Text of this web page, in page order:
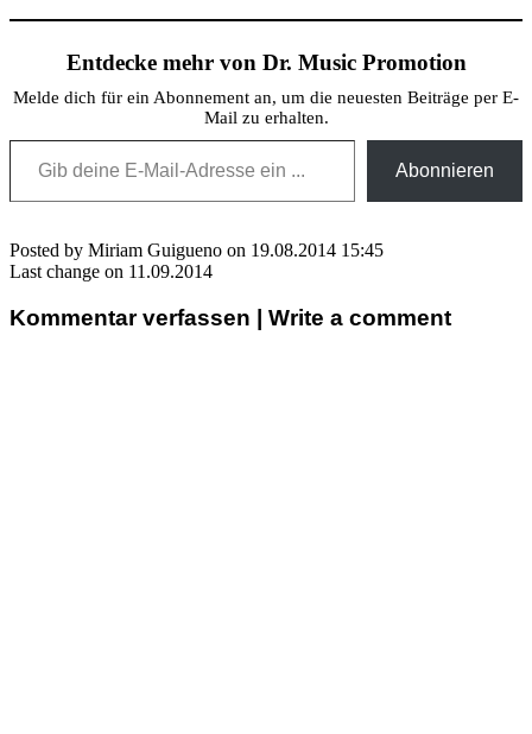
Entdecke mehr von Dr. Music Promotion
Melde dich für ein Abonnement an, um die neuesten Beiträge per E-
Mail zu erhalten.
Gib deine E-Mail-Adresse ein ...
Abonnieren
Posted by Miriam Guigueno on 19.08.2014 15:45
Last change on 11.09.2014
Kommentar verfassen | Write a comment